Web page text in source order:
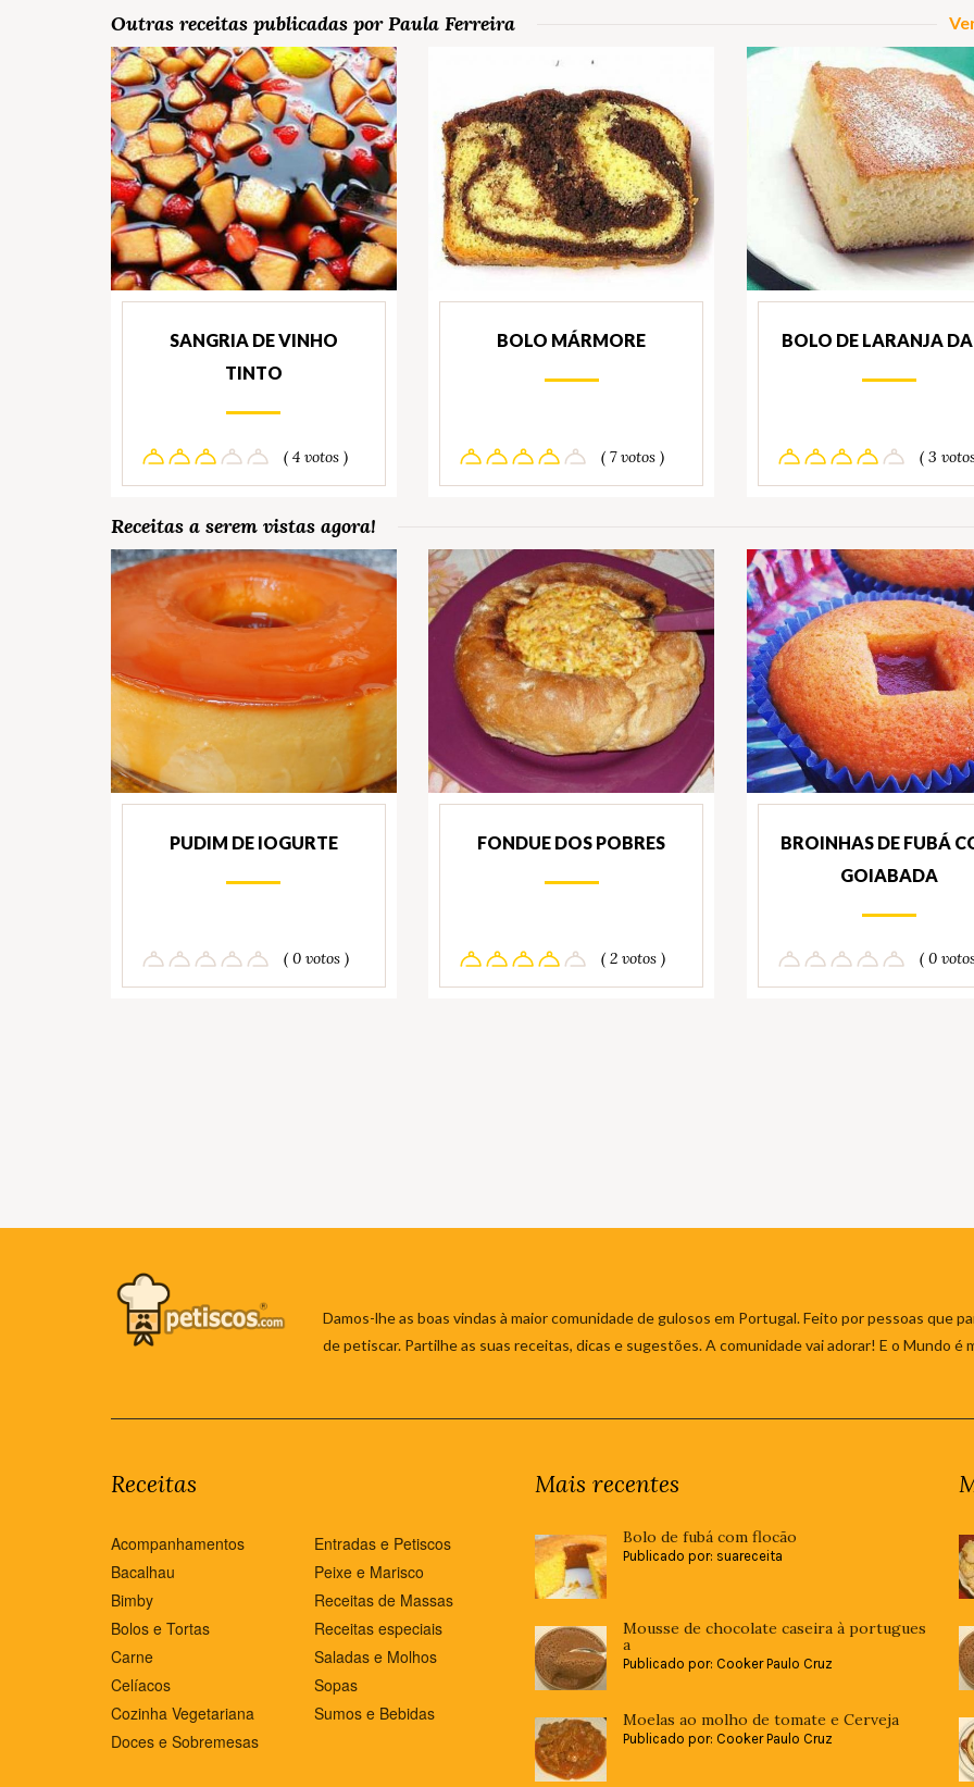
Outras receitas publicadas por Paula Ferreira
SANGRIA DE VINHO
TINTO
( 4 votos )
BOLO MÁRMORE
( 7 votos )
BOLO DE LARANJA
( 3
Receitas a serem vistas agora!
PUDIM DE IOGURTE
( 0 votos )
FONDUE DOS POBRES
( 2 votos )
BROINHAS DE FUBÁ
GOIABADA
( 0
Damos-lhe as boas vindas à maior comunidade de gulosos em Portugal. Feito por pessoas que
de petiscar. Partilhe as suas receitas, dicas e sugestões. A comunidade vai adorar! E o Mundo é
Receitas
Acompanhamentos
Bacalhau
Bimby
Bolos e Tortas
Carne
Celíacos
Cozinha Vegetariana
Doces e Sobremesas
Entradas e Petiscos
Peixe e Marisco
Receitas de Massas
Receitas especiais
Saladas e Molhos
Sopas
Sumos e Bebidas
Mais recentes
Bolo de fubá com flocão
Publicado por: suareceita
Mousse de chocolate caseira à portugues
a
Publicado por: Cooker Paulo Cruz
Moelas ao molho de tomate e Cerveja
Publicado por: Cooker Paulo Cruz